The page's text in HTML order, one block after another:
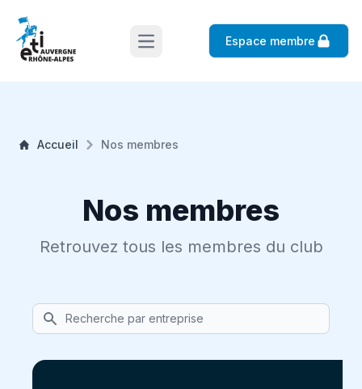
Open main menuEspace membre
Accueil Nos membres
Nos membres
Retrouvez tous les membres du club
Search